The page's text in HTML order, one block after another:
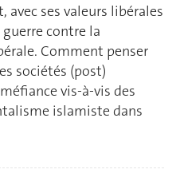
avec ses valeurs libérales
contre la
Comment penser
sociétés (post)
vis-à-vis des
islamiste dans